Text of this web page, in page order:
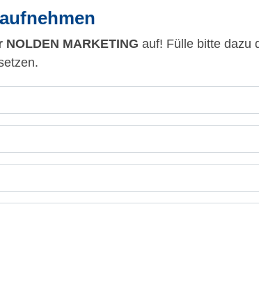
MARKETING auf! Fülle bitte dazu